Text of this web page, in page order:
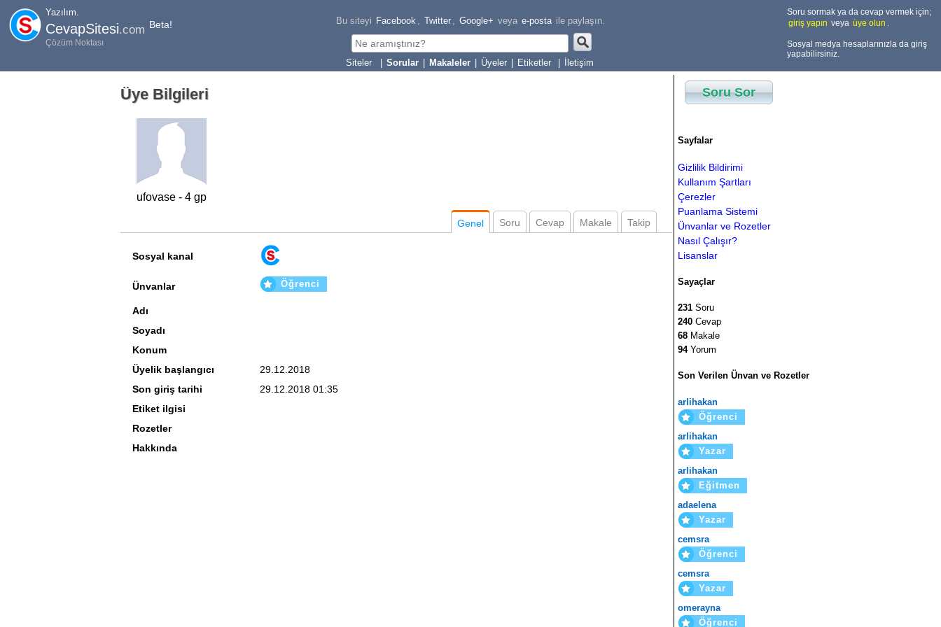
Yazılım.
CevapSitesi.com Beta!
Çözüm Noktası
Bu siteyi Facebook , Twitter , Google+ veya e-posta ile paylaşın.
Sorular Makaleler Üyeler Etiketler İletişim
Soru sormak ya da cevap vermek için;
giriş yapın veya üye olun .
Sosyal medya hesaplarınızla da giriş
yapabilirsiniz.
Üye Bilgileri
ufovase - 4 gp
Genel Soru Cevap Makale Takip
Sosyal kanal
Ünvanlar Öğrenci
Adı
Soyadı
Konum
Üyelik başlangıcı
29.12.2018
Son giriş tarihi
29.12.2018 01:35
Etiket ilgisi
Rozetler
Hakkında
Soru Sor
Sayfalar
Gizlilik Bildirimi
Kullanım Şartları
Çerezler
Puanlama Sistemi
Ünvanlar ve Rozetler
Nasıl Çalışır?
Lisanslar
Sayaçlar
231 Soru
240 Cevap
68 Makale
94Yorum
Son Verilen Ünvan ve Rozetler
arlihakan
Öğrenci
arlihakan
Yazar
arlihakan
Eğitmen
adaelena
Yazar
cemsra
Öğrenci
cemsra
Yazar
omerayna
Öğrenci